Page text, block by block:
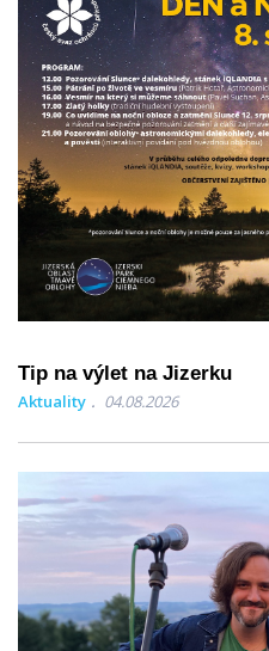
Tip na výlet na Jizerku
Aktuality 04.08.2026